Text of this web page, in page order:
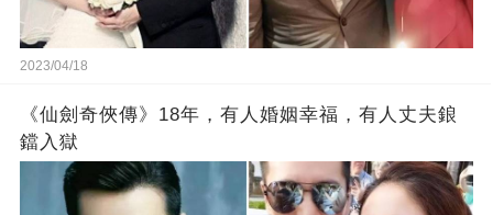
2023/04/18
《仙劍奇俠傳》18年，有人婚姻幸福，有人丈夫鋃
鐺入獄